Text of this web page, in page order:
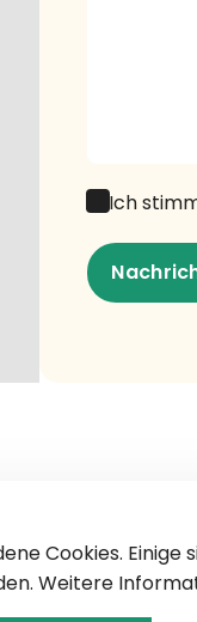
Ich
Cookies.
Weitere